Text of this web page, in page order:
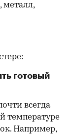
металл,
готовый
всегда
температуре
Например,